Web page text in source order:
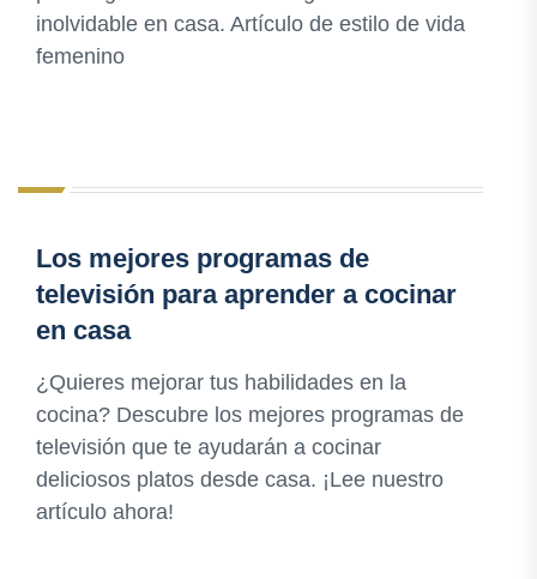
inolvidable en casa. Artículo de estilo de vida
femenino
Los mejores programas de
televisión para aprender a cocinar
en casa
¿Quieres mejorar tus habilidades en la
cocina? Descubre los mejores programas de
televisión que te ayudarán a cocinar
deliciosos platos desde casa. ¡Lee nuestro
artículo ahora!